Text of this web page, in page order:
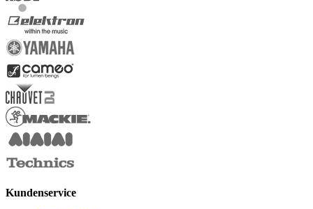
Kundenservice